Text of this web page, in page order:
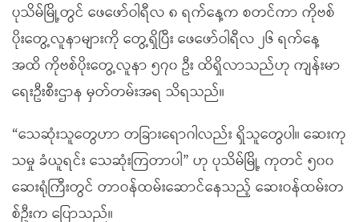
ပုသိမ်မြို့တွင် ဖေဖော်ဝါရီလ ၈ ရက်နေ့က စတင်ကာ ကိုဗစ်
ပိုးတွေ့လူနာများကို တွေ့ရှိပြီး ဖေဖော်ဝါရီလ ၂၆ ရက်နေ့
အထိ ကိုဗစ်ပိုးတွေ့လူနာ ၅၇၀ ဦး ထိရှိလာသည်ဟု ကျန်းမာ
ရေးဦးစီးဌာန မှတ်တမ်းအရ သိရသည်။
“သေဆုံးသူတွေဟာ တခြားရောဂါလည်း ရှိသူတွေပါ။ ဆေးကု
သမှု ခံယူရင်း သေဆုံးကြတာပါ” ဟု ပုသိမ်မြို့ ကုတင် ၅၀၀
ဆေးရုံကြီးတွင် တာဝန်ထမ်းဆောင်နေသည့် ဆေးဝန်ထမ်းတ
စ်ဦးက ပြောသည်။